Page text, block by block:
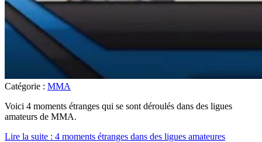
Catégorie : MMA
Voici 4 moments étranges qui se sont déroulés dans des ligues
amateurs de MMA.
Lire la suite : 4 moments étranges dans des ligues amateures